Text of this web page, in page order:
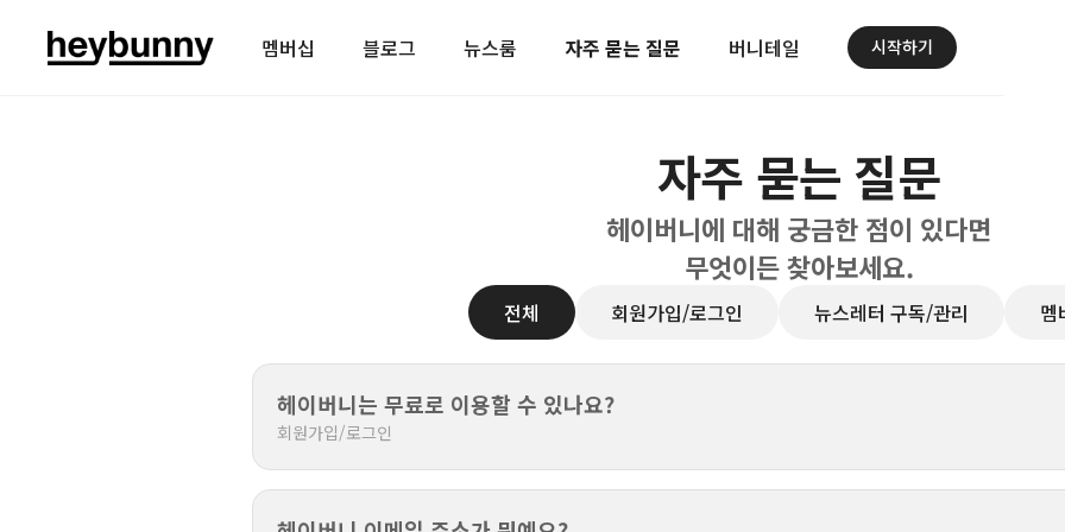
멤버십 블로그 뉴스룸 자주 묻는 질문 버니테일 시작하기
자주 묻는 질문
헤이버니에 대해 궁금한 점이 있다면
무엇이든 찾아보세요.
전체 회원가입/로그인 뉴스레터 구독/관리 멤
헤이버니는 무료로 이용할 수 있나요?
회원가입/로그인